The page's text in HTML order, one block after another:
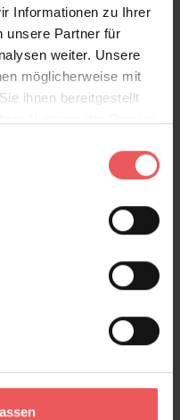
Informationen zu Ihrer
unsere Partner für
weiter. Unsere
möglicherweise mit
ihnen bereitgestellt